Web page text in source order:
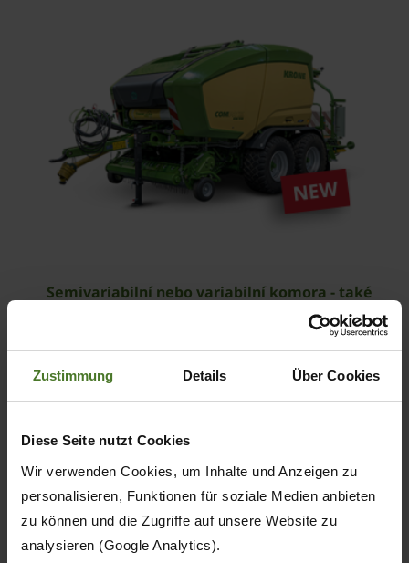
Zustimmung Details Über Cookies
Diese Seite nutzt Cookies
Wir verwenden Cookies, um Inhalte und Anzeigen zu
personalisieren, Funktionen für soziale Medien anbieten
zu können und die Zugriffe auf unsere Website zu
analysieren (Google Analytics).
Semivariabilní nebo variabilní komora - také
ComPack Pro
ZOBRAZIT STRÁNKU